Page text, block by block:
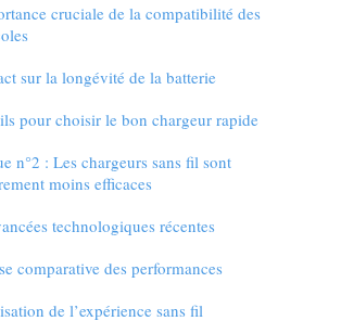
cruciale de la compatibilité des
sur la longévité de la batterie
pour choisir le bon chargeur rapide
n°2 : Les chargeurs sans fil sont
moins efficaces
technologiques récentes
comparative des performances
de l’expérience sans fil